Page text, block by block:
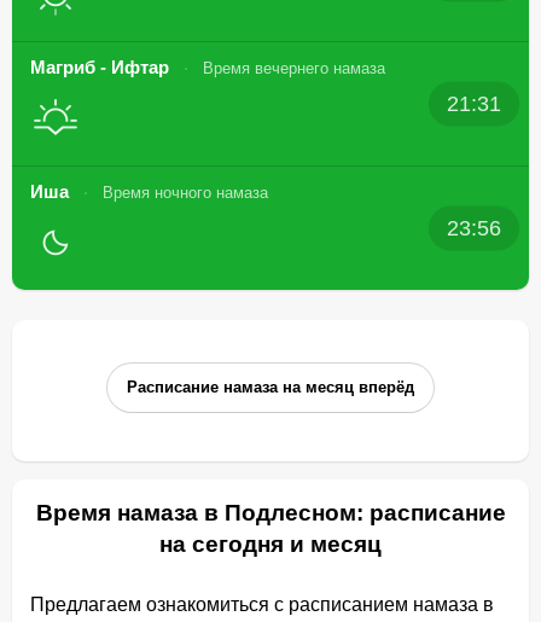
Магриб - Ифтар Время вечернего намаза
21:31
Иша Время ночного намаза
23:56
Расписание намаза на месяц вперёд
Время намаза в Подлесном: расписание
на сегодня и месяц
Предлагаем ознакомиться с расписанием намаза в